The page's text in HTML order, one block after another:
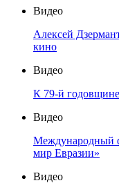
Видео
Алексей
кино
Видео
К 79-й
Видео
Международный
мир Евразии»
Видео